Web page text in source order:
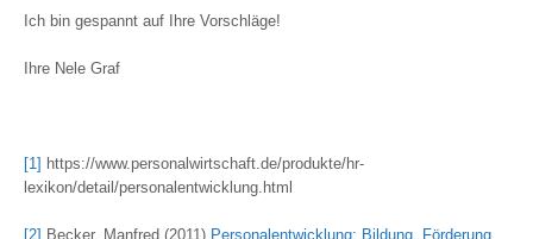
Ich bin gespannt auf Ihre Vorschläge!
Ihre Nele Graf
[1] https://www.personalwirtschaft.de/produkte/hr-
lexikon/detail/personalentwicklung.html
[2] Becker, Manfred (2011) Personalentwicklung: Bildung, Förderung